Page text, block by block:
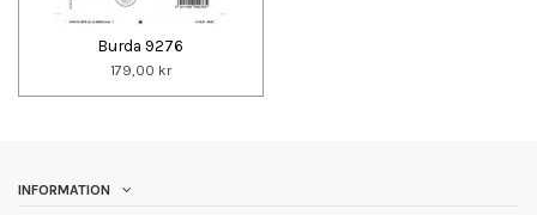
Burda 9276
179,00 kr
INFORMATION